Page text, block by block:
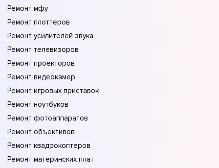
Ремонт мфу
Ремонт плоттеров
Ремонт усилителей звука
Ремонт телевизоров
Ремонт проекторов
Ремонт видеокамер
Ремонт игровых приставок
Ремонт ноутбуков
Ремонт фотоаппаратов
Ремонт объективов
Ремонт квадрокоптеров
Ремонт материнских плат